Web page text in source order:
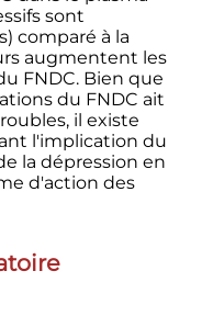
sont
comparé à la
augmentent les
FNDC. Bien que
du FNDC ait
il existe
l'implication du
la dépression en
d'action des